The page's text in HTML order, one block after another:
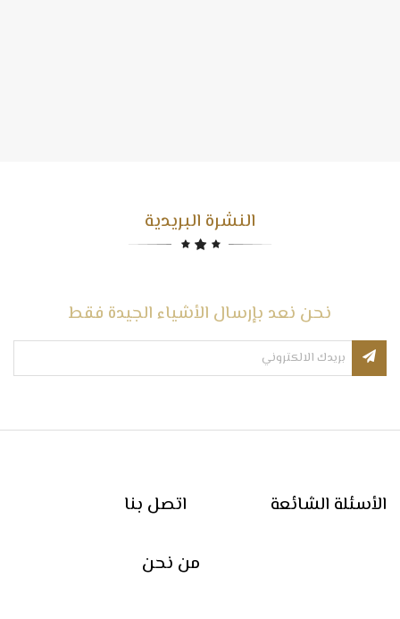
النشرة البريدية
نحن نعد بإرسال الأشياء الجيدة فقط
اتصل بنا الأسئلة الشائعة
من نحن